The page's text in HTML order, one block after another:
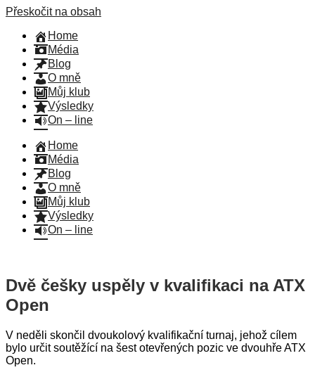
Přeskočit na obsah
Home
Média
Blog
O mně
Můj klub
Výsledky
On – line
Home
Média
Blog
O mně
Můj klub
Výsledky
On – line
Dvě češky uspěly v kvalifikaci na ATX
Open
V neděli skončil dvoukolový kvalifikační turnaj, jehož cílem
bylo určit soutěžící na šest otevřených pozic ve dvouhře ATX
Open.